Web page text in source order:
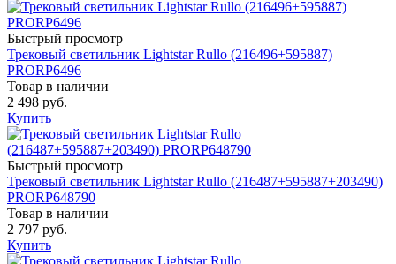
Быстрый просмотр
Трековый светильник Lightstar Rullo (216496+595887)
PRORP6496
Товар в наличии
2 498 руб.
Купить
Быстрый просмотр
Трековый светильник Lightstar Rullo (216487+595887+203490)
PRORP648790
Товар в наличии
2 797 руб.
Купить